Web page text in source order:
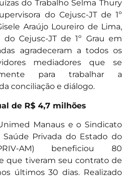
do Trabalho Selma Thury
do Cejusc-JT de 1º
Araújo Loureiro de Lima,
Cejusc-JT de 1º Grau em
agradeceram a todos os
mediadores que se
para trabalhar a
conciliação e diálogo.
de R$ 4,7 milhões
Manaus e o Sindicato
Privada do Estado do
AM) beneficiou 80
que tiveram seu contrato de
últimos 30 dias. Realizado